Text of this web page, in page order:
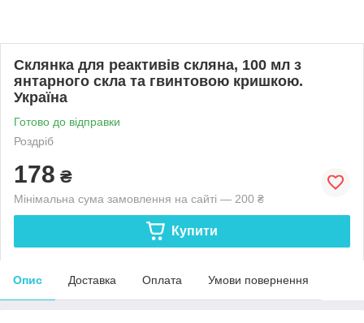
Склянка для реактивів скляна, 100 мл з
янтарного скла та гвинтовою кришкою.
Україна
Готово до відправки
Роздріб
178 ₴
Мінімальна сума замовлення на сайті — 200 ₴
Купити
Опис Доставка Оплата Умови повернення